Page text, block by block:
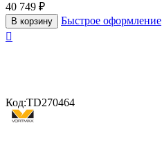
40 749 ₽
В корзину
Быстрое оформление

Код:TD270464